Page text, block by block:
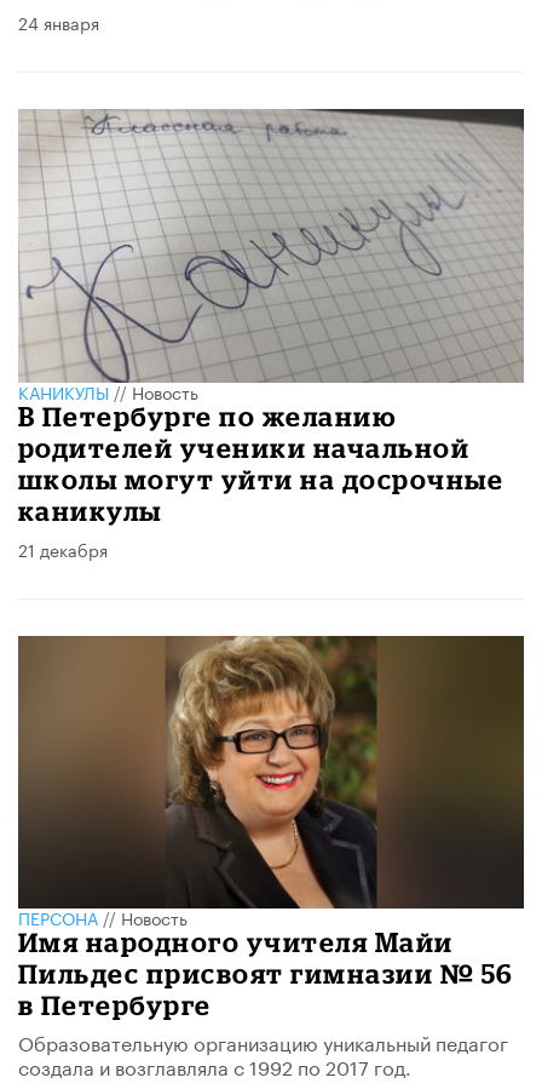
24 января
КАНИКУЛЫ//Новость
В Петербурге по желанию
родителей ученики начальной
школы могут уйти на досрочные
каникулы
21 декабря
ПЕРСОНА//Новость
Имя народного учителя Майи
Пильдес присвоят гимназии № 56
в Петербурге
Образовательную организацию уникальный педагог
создала и возглавляла с 1992 по 2017 год.